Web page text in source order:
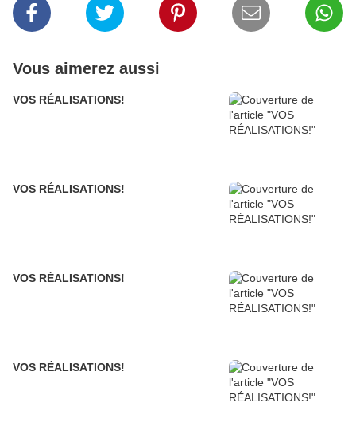
Vous aimerez aussi
VOS RÉALISATIONS!
VOS RÉALISATIONS!
VOS RÉALISATIONS!
VOS RÉALISATIONS!